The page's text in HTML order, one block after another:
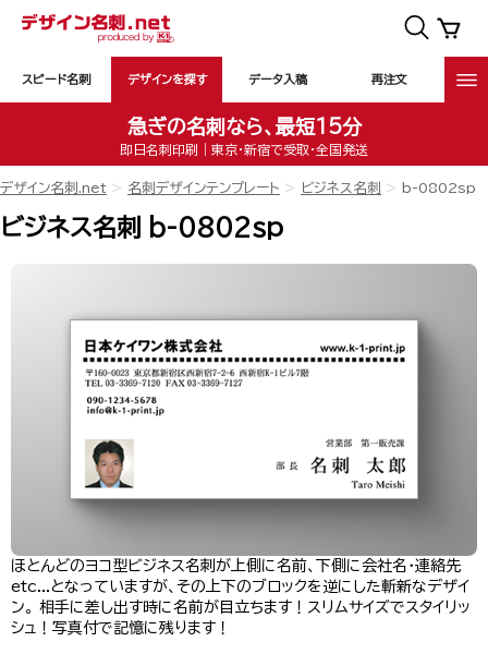
スピード名刺 デザインを探す データ入稿 再注文
急ぎの名刺なら、最短15分
即日名刺印刷｜東京・新宿で受取・全国発送
デザイン名刺.net 名刺デザインテンプレート ビジネス名刺 b-0802sp
ビジネス名刺 b-0802sp
ほとんどのヨコ型ビジネス名刺が上側に名前、下側に会社名・連絡先
etc...となっていますが、その上下のブロックを逆にした斬新なデザイ
ン。 相手に差し出す時に名前が目立ちます！スリムサイズでスタイリッ
シュ！写真付で記憶に残ります！